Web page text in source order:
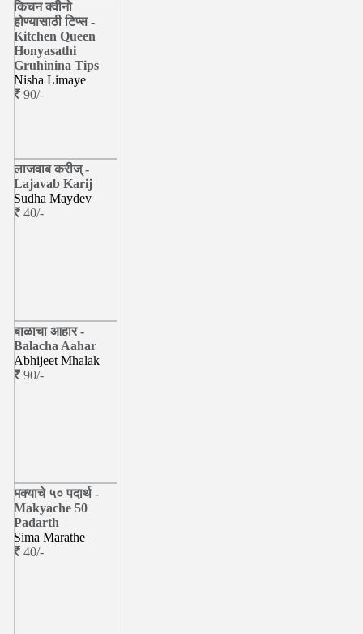
किचन क्वीनो
होण्यासाठी टिप्स -
Kitchen Queen
Honyasathi
Gruhinina Tips
Nisha Limaye
90/-
लाजवाब करीज् -
Lajavab Karij
Sudha Maydev
40/-
बाळाचा आहार -
Balacha Aahar
Abhijeet Mhalak
90/-
मक्याचे ५० पदार्थ -
Makyache 50
Padarth
Sima Marathe
40/-